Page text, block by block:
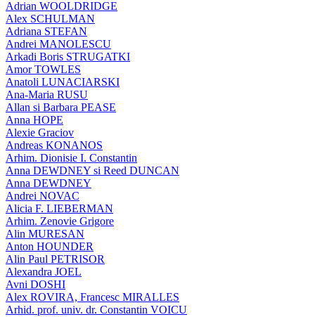
Adrian WOOLDRIDGE
Alex SCHULMAN
Adriana STEFAN
Andrei MANOLESCU
Arkadi Boris STRUGATKI
Amor TOWLES
Anatoli LUNACIARSKI
Ana-Maria RUSU
Allan si Barbara PEASE
Anna HOPE
Alexie Graciov
Andreas KONANOS
Arhim. Dionisie I. Constantin
Anna DEWDNEY si Reed DUNCAN
Anna DEWDNEY
Andrei NOVAC
Alicia F. LIEBERMAN
Arhim. Zenovie Grigore
Alin MURESAN
Anton HOUNDER
Alin Paul PETRISOR
Alexandra JOEL
Avni DOSHI
Alex ROVIRA, Francesc MIRALLES
Arhid. prof. univ. dr. Constantin VOICU